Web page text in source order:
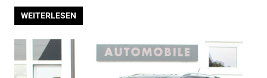
WEITERLESEN